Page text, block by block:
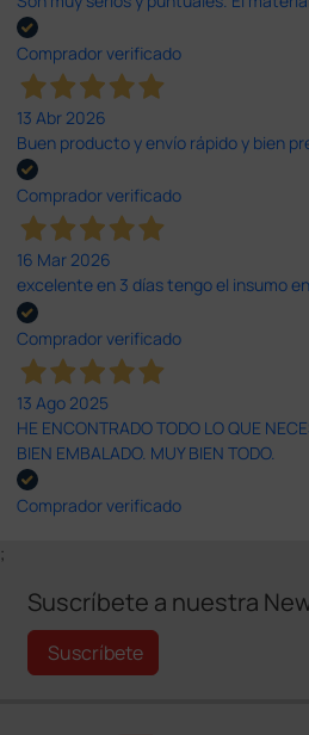
Comprador verificado
13 Abr 2026
Buen producto y envío rápido y bien
Comprador verificado
16 Mar 2026
excelente en 3 días tengo el insumo
Comprador verificado
13 Ago 2025
HE ENCONTRADO TODO LO QUE
BIEN EMBALADO. MUY BIEN TODO.
Comprador verificado
;
Suscríbete a nuestra
Suscríbete